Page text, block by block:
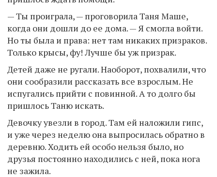
— Ты проиграла, — проговорила Таня Маше,
когда они дошли до ее дома. — Я смогла войти.
Но ты была и права: нет там никаких призраков.
Только крысы, фу! Лучше бы уж призрак.
Детей даже не ругали. Наоборот, похвалили, что
они сообразили рассказать все взрослым. Не
испугались прийти с повинной. А то долго бы
пришлось Таню искать.
Девочку увезли в город. Там ей наложили гипс,
и уже через неделю она выпросилась обратно в
деревню. Ходить ей особо нельзя было, но
друзья постоянно находились с ней, пока нога
не зажила.